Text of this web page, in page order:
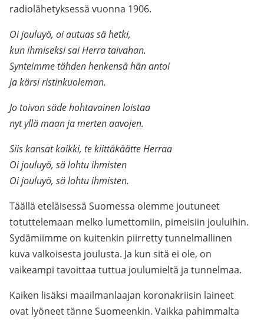
radiolähetyksessä vuonna 1906.
Oi jouluyö, oi autuas sä hetki,
kun ihmiseksi sai Herra taivahan.
Synteimme tähden henkensä hän antoi
ja kärsi ristinkuoleman.
Jo toivon säde hohtavainen loistaa
nyt yllä maan ja merten aavojen.
Siis kansat kaikki, te kiittäkäätte Herraa
Oi jouluyö, sä lohtu ihmisten
Oi jouluyö, sä lohtu ihmisten.
Täällä eteläisessä Suomessa olemme joutuneet
totuttelemaan melko lumettomiin, pimeisiin jouluihin.
Sydämiimme on kuitenkin piirretty tunnelmallinen
kuva valkoisesta joulusta. Ja kun sitä ei ole, on
vaikeampi tavoittaa tuttua joulumieltä ja tunnelmaa.
Kaiken lisäksi maailmanlaajan koronakriisin laineet
ovat lyöneet tänne Suomeenkin. Vaikka pahimmalta